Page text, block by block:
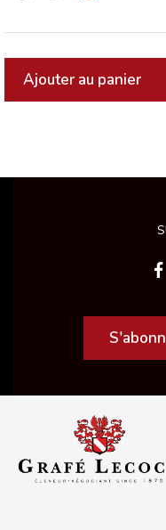
Ajouter au panier